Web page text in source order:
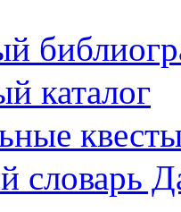
каталог
словарь